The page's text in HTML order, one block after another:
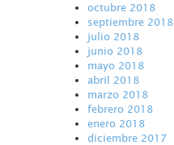
octubre 2018
septiembre 2018
julio 2018
junio 2018
mayo 2018
abril 2018
marzo 2018
febrero 2018
enero 2018
diciembre 2017